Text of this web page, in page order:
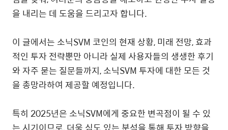
을 내리는 데 도움을 드리고자 합니다.
이 글에서는 소닉SVM 코인의 현재 상황, 미래 전망, 효과
적인 투자 전략뿐만 아니라 실제 사용자들의 생생한 후기
와 자주 묻는 질문들까지, 소닉SVM 투자에 대한 모든 것
을 총망라하여 제공할 예정입니다.
특히 2025년은 소닉SVM에게 중요한 변곡점이 될 수 있